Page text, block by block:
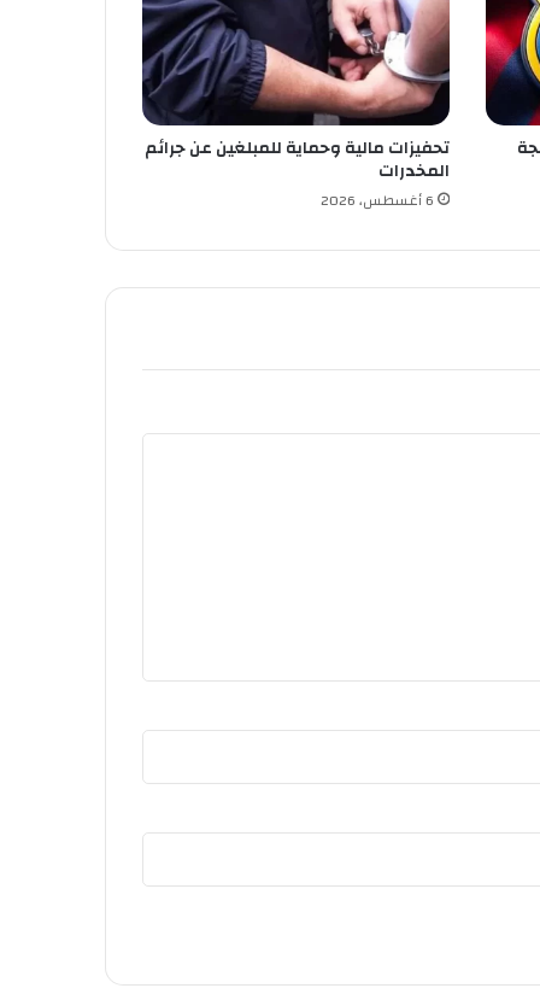
تحفيزات مالية وحماية للمبلغين عن جرائم
المخدرات
6 أغسطس، 2026